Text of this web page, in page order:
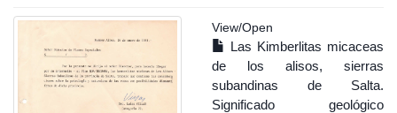
View/Open
Las Kimberlitas micaceas
de los alisos, sierras
subandinas de Salta.
Significado geológico